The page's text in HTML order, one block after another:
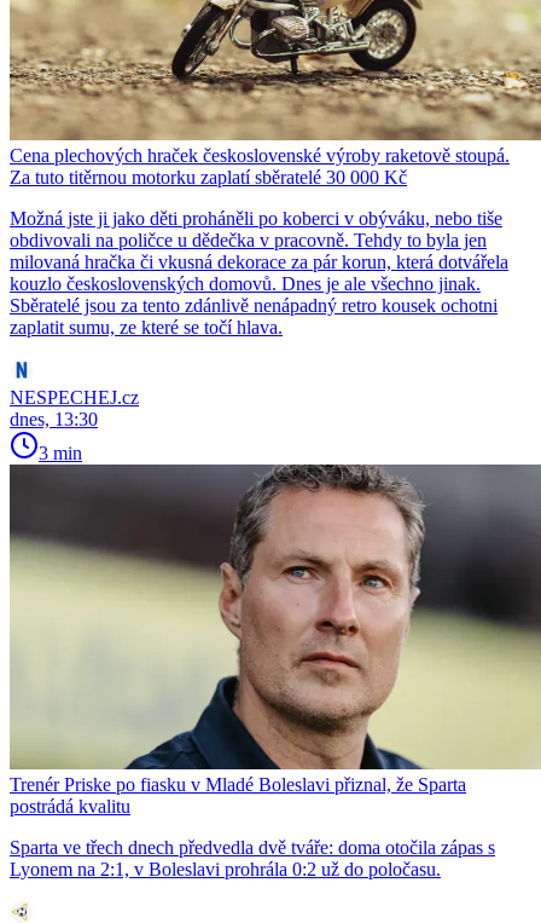
Cena plechových hraček československé výroby raketově stoupá.
Za tuto titěrnou motorku zaplatí sběratelé 30 000 Kč
Možná jste ji jako děti proháněli po koberci v obýváku, nebo tiše
obdivovali na poličce u dědečka v pracovně. Tehdy to byla jen
milovaná hračka či vkusná dekorace za pár korun, která dotvářela
kouzlo československých domovů. Dnes je ale všechno jinak.
Sběratelé jsou za tento zdánlivě nenápadný retro kousek ochotni
zaplatit sumu, ze které se točí hlava.
NESPECHEJ.cz
dnes, 13:30
3 min
Trenér Priske po fiasku v Mladé Boleslavi přiznal, že Sparta
postrádá kvalitu
Sparta ve třech dnech předvedla dvě tváře: doma otočila zápas s
Lyonem na 2:1, v Boleslavi prohrála 0:2 už do poločasu.